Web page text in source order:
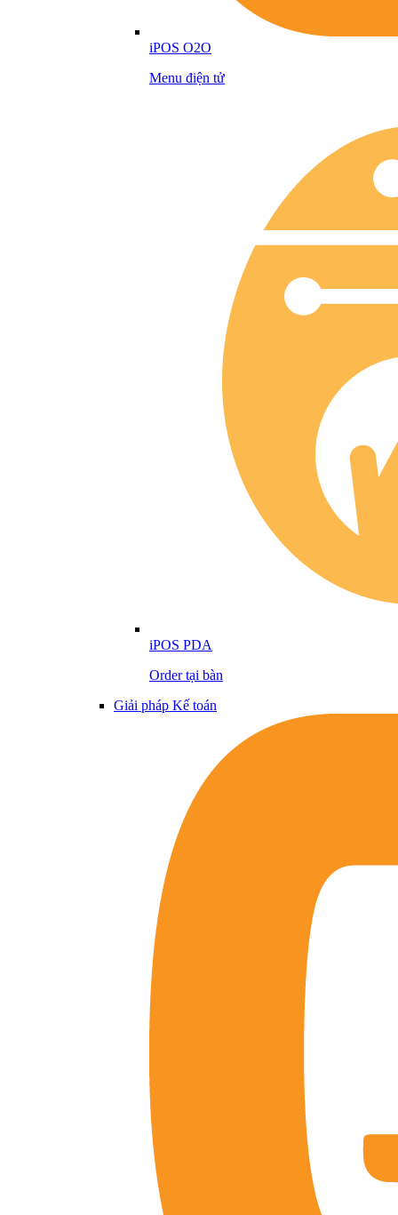
iPOS O2O
Menu điện tử
iPOS PDA
Order tại bàn
Giải pháp Kế toán